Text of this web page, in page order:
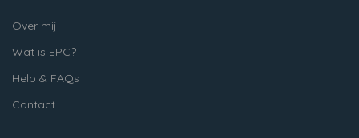
Over mij
Wat is EPC?
Help & FAQs
Contact